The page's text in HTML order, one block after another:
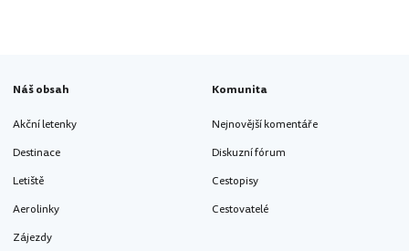
Náš obsah
Akční letenky
Destinace
Letiště
Aerolinky
Zájezdy
Komunita
Nejnovější komentáře
Diskuzní fórum
Cestopisy
Cestovatelé